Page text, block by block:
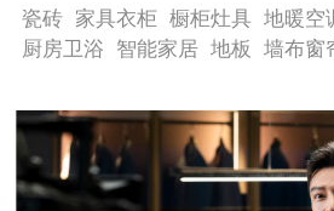
瓷砖 家具衣柜 橱柜灶具 地暖空
厨房卫浴 智能家居 地板 墙布窗